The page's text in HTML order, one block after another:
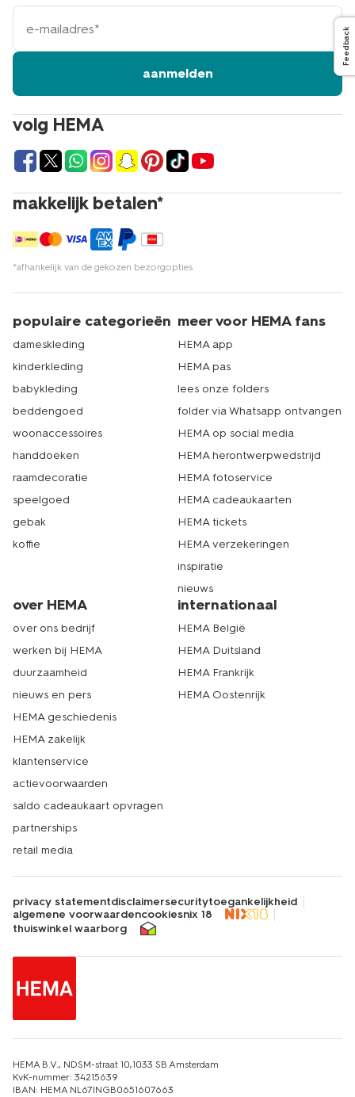
volg HEMA
makkelijk betalen*
*afhankelijk van de gekozen bezorgopties
e-
mailadres
aanmelden
populaire categorieën
dameskleding
kinderkleding
babykleding
beddengoed
woonaccessoires
handdoeken
raamdecoratie
speelgoed
gebak
koffie
meer voor HEMA fans
HEMA app
HEMA pas
lees onze folders
folder via Whatsapp ontvangen
HEMA op social media
HEMA herontwerpwedstrijd
HEMA fotoservice
HEMA cadeaukaarten
HEMA tickets
HEMA verzekeringen
inspiratie
nieuws
over HEMA
over ons bedrijf
werken bij HEMA
duurzaamheid
nieuws en pers
HEMA geschiedenis
HEMA zakelijk
klantenservice
actievoorwaarden
saldo cadeaukaart opvragen
partnerships
retail media
internationaal
HEMA België
HEMA Duitsland
HEMA Frankrijk
HEMA Oostenrijk
privacy statementdisclaimersecuritytoegankelijkheid
algemene voorwaardencookiesnix 18
thuiswinkel waarborg
HEMA B.V., NDSM-straat 10,1033 SB Amsterdam
KvK-nummer: 34215639
IBAN: HEMA NL67INGB0651607663
Feedback